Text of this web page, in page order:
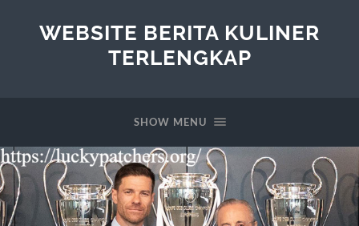
WEBSITE BERITA KULINER
TERLENGKAP
SHOW MENU